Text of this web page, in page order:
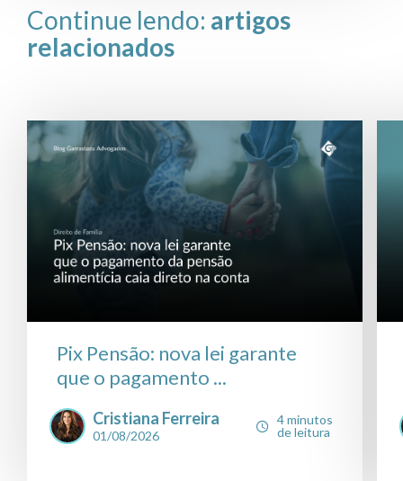
Continue lendo: artigos
relacionados
Pix Pensão: nova lei garante
que o pagamento ...
Cristiana Ferreira
01/08/2026
4 minutos
de leitura